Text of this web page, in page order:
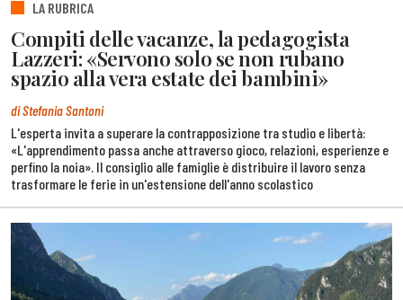
LA RUBRICA
Compiti delle vacanze, la pedagogista
Lazzeri: «Servono solo se non rubano
spazio alla vera estate dei bambini»
di Stefania Santoni
L'esperta invita a superare la contrapposizione tra studio e libertà:
«L'apprendimento passa anche attraverso gioco, relazioni, esperienze e
perfino la noia». Il consiglio alle famiglie è distribuire il lavoro senza
trasformare le ferie in un'estensione dell'anno scolastico